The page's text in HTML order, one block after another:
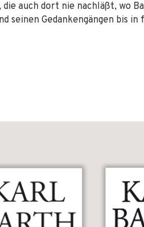
auch dort nie nachläßt, wo
seinen Gedankengängen bis in